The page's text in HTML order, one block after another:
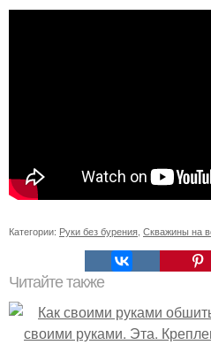
Категории: Руки без бурения Скважины на
Читайте также